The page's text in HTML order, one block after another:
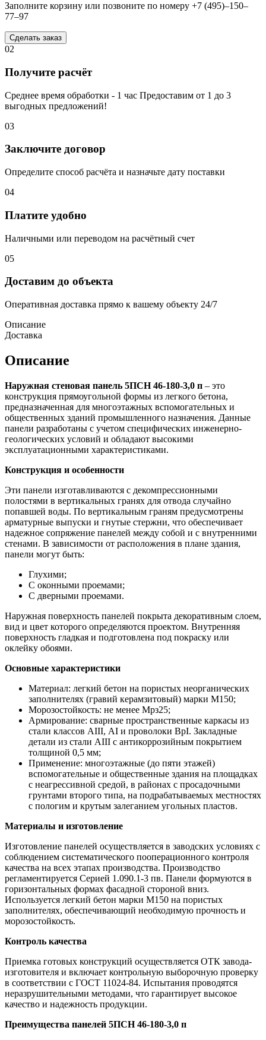
Заполните корзину или позвоните по номеру +7 (495)–150–
77–97
Сделать заказ
02
Получите расчёт
Среднее время обработки - 1 час Предоставим от 1 до 3
выгодных предложений!
03
Заключите договор
Определите способ расчёта и назначьте дату поставки
04
Платите удобно
Наличными или переводом на расчётный счет
05
Доставим до объекта
Оперативная доставка прямо к вашему объекту 24/7
Описание
Доставка
Описание
Наружная стеновая панель 5ПСН 46-180-3,0 п – это
конструкция прямоугольной формы из легкого бетона,
предназначенная для многоэтажных вспомогательных и
общественных зданий промышленного назначения. Данные
панели разработаны с учетом специфических инженерно-
геологических условий и обладают высокими
эксплуатационными характеристиками.
Конструкция и особенности
Эти панели изготавливаются с декомпрессионными
полостями в вертикальных гранях для отвода случайно
попавшей воды. По вертикальным граням предусмотрены
арматурные выпуски и гнутые стержни, что обеспечивает
надежное сопряжение панелей между собой и с внутренними
стенами. В зависимости от расположения в плане здания,
панели могут быть:
Глухими;
С оконными проемами;
С дверными проемами.
Наружная поверхность панелей покрыта декоративным слоем,
вид и цвет которого определяются проектом. Внутренняя
поверхность гладкая и подготовлена под покраску или
оклейку обоями.
Основные характеристики
Материал: легкий бетон на пористых неорганических
заполнителях (гравий керамзитовый) марки М150;
Морозостойкость: не менее Мрз25;
Армирование: сварные пространственные каркасы из
стали классов АIII, АI и проволоки ВрI. Закладные
детали из стали АIII с антикоррозийным покрытием
толщиной 0,5 мм;
Применение: многоэтажные (до пяти этажей)
вспомогательные и общественные здания на площадках
с неагрессивной средой, в районах с просадочными
грунтами второго типа, на подрабатываемых местностях
с пологим и крутым залеганием угольных пластов.
Материалы и изготовление
Изготовление панелей осуществляется в заводских условиях с
соблюдением систематического пооперационного контроля
качества на всех этапах производства. Производство
регламентируется Серией 1.090.1-3 пв. Панели формуются в
горизонтальных формах фасадной стороной вниз.
Используется легкий бетон марки М150 на пористых
заполнителях, обеспечивающий необходимую прочность и
морозостойкость.
Контроль качества
Приемка готовых конструкций осуществляется ОТК завода-
изготовителя и включает контрольную выборочную проверку
в соответствии с ГОСТ 11024-84. Испытания проводятся
неразрушительными методами, что гарантирует высокое
качество и надежность продукции.
Преимущества панелей 5ПСН 46-180-3,0 п